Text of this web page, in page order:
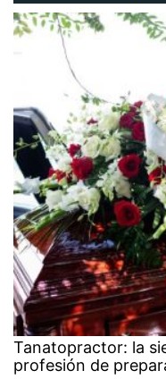
Tanatopractor: la
profesión de